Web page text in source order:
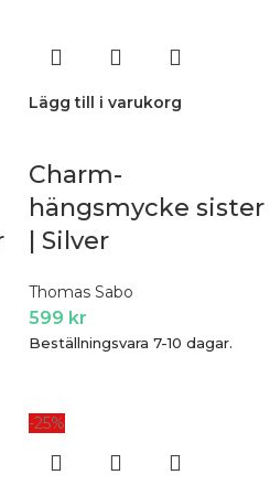
Lägg till i varukorg
Charm-
hängsmycke sister
| Silver
Thomas Sabo
599 kr
Beställningsvara 7-10 dagar.
-25%